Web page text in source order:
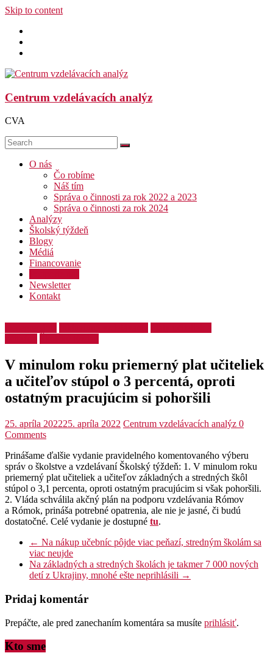
Skip to content
Centrum vzdelávacích analýz
CVA
O nás
Čo robíme
Náš tím
Správa o činnosti za rok 2022 a 2023
Správa o činnosti za rok 2024
Analýzy
Školský týždeň
Blogy
Médiá
Financovanie
Newsletter
Kontakt
V minulom roku priemerný plat učiteliek
a učiteľov stúpol o 3 percentá, oproti
ostatným pracujúcim si pohoršili
25. apríla 202225. apríla 2022 Centrum vzdelávacích analýz 0
Comments
Prinášame ďalšie vydanie pravidelného komentovaného výberu
správ o školstve a vzdelávaní Školský týždeň: 1. V minulom roku
priemerný plat učiteliek a učiteľov základných a stredných škôl
stúpol o 3,1 percenta, oproti ostatným pracujúcim si však pohoršili.
2. Vláda schválila akčný plán na podporu vzdelávania Rómov
a Rómok, prináša potrebné opatrenia, ale nie je jasné, či budú
dostatočné. Celé vydanie je dostupné tu.
← Na nákup učebníc pôjde viac peňazí, stredným školám sa
viac neujde
Na základných a stredných školách je takmer 7 000 nových
detí z Ukrajiny, mnohé ešte neprihlásili →
Pridaj komentár
Prepáčte, ale pred zanechaním komentára sa musíte prihlásiť.
Kto sme